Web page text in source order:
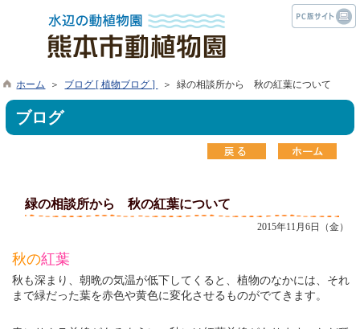
ホーム ＞ ブログ [ 植物ブログ ] ＞ 緑の相談所から 秋の紅葉について
ブログ
緑の相談所から 秋の紅葉について
2015年11月6日（金）
秋の紅葉
秋も深まり、朝晩の気温が低下してくると、植物のなかには、それ
まで緑だった葉を赤色や黄色に変化させるものがでてきます。